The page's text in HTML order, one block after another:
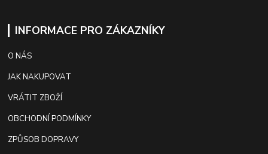
INFORMACE PRO ZÁKAZNÍKY
O NÁS
JAK NAKUPOVAT
VRÁTIT ZBOŽÍ
OBCHODNÍ PODMÍNKY
ZPŮSOB DOPRAVY